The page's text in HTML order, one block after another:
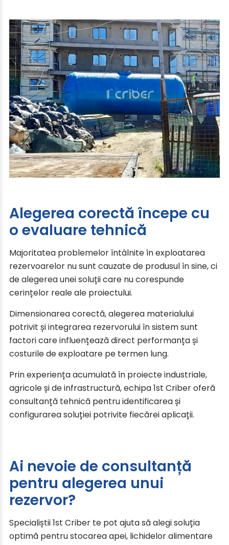
Alegerea corectă începe cu
o evaluare tehnică
Majoritatea problemelor întâlnite în exploatarea
rezervoarelor nu sunt cauzate de produsul în sine, ci
de alegerea unei soluții care nu corespunde
cerințelor reale ale proiectului.
Dimensionarea corectă, alegerea materialului
potrivit și integrarea rezervorului în sistem sunt
factori care influențează direct performanța și
costurile de exploatare pe termen lung.
Prin experiența acumulată în proiecte industriale,
agricole și de infrastructură, echipa 1st Criber oferă
consultanță tehnică pentru identificarea și
configurarea soluției potrivite fiecărei aplicații.
Ai nevoie de consultanță
pentru alegerea unui
rezervor?
Specialiștii 1st Criber te pot ajuta să alegi soluția
optimă pentru stocarea apei, lichidelor alimentare